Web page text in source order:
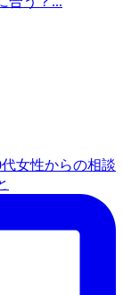
女性からの相談